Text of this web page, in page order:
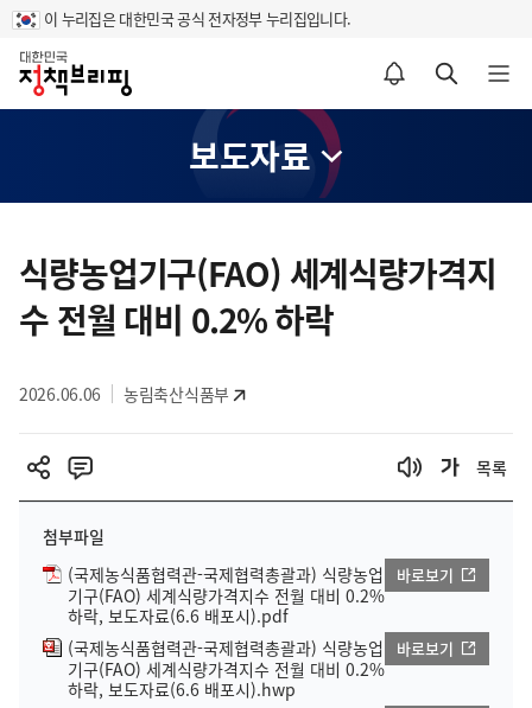
이 누리집은 대한민국 공식 전자정부 누리집입니다.
홈
알림설정 바로가기 검색 바로가기 메뉴 열기
보도자료
츠
영
식량농업기구(FAO) 세계식량가격지
수 전월 대비 0.2% 하락
2026.06.06 농림축산식품부
목록
첨부파일
(국제농식품협력관-국제협력총괄과) 식량농업
기구(FAO) 세계식량가격지수 전월 대비 0.2%
하락, 보도자료(6.6 배포시).pdf
바로보기
(국제농식품협력관-국제협력총괄과) 식량농업
기구(FAO) 세계식량가격지수 전월 대비 0.2%
하락, 보도자료(6.6 배포시).hwp
바로보기